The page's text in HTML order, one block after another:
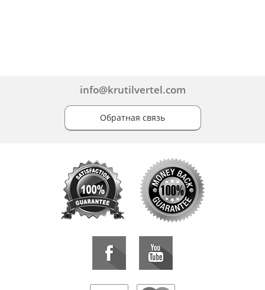
info@krutilvertel.com
Обратная связь